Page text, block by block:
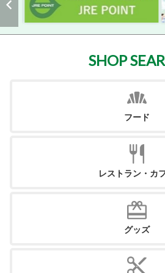
SHOP
フード
レストラン・カ
グッズ